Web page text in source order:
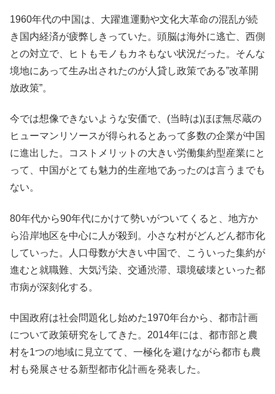
1960年代の中国は、大躍進運動や文化大革命の混乱が続
き国内経済が疲弊しきっていた。頭脳は海外に逃亡、西側
との対立で、ヒトもモノもカネもない状況だった。そんな
境地にあって生み出されたのが人貸し政策である”改革開
放政策”。
今では想像できないような安価で、(当時は)ほぼ無尽蔵の
ヒューマンリソースが得られるとあって多数の企業が中国
に進出した。コストメリットの大きい労働集約型産業にと
って、中国がとても魅力的生産地であったのは言うまでも
ない。
80年代から90年代にかけて勢いがついてくると、地方か
ら沿岸地区を中心に人が殺到。小さな村がどんどん都市化
していった。人口母数が大きい中国で、こういった集約が
進むと就職難、大気汚染、交通渋滞、環境破壊といった都
市病が深刻化する。
中国政府は社会問題化し始めた1970年台から、都市計画
について政策研究をしてきた。2014年には、都市部と農
村を1つの地域に見立てて、一極化を避けながら都市も農
村も発展させる新型都市化計画を発表した。